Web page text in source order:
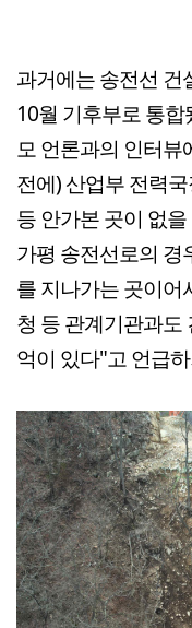
과거에는 송전선 건
10월 기후부로 통
모 언론과의 인터뷰
전에) 산업부 전력
등 안가본 곳이 없
가평 송전선로의 경
를 지나가는 곳이어
청 등 관계기관과도
억이 있다"고 언급